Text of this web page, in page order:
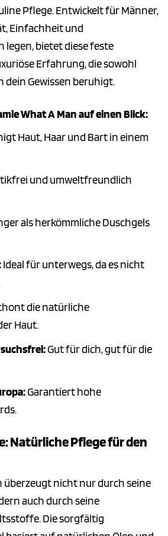
Pflege. Entwickelt für Männer,
Einfachheit und
legen, bietet diese feste
Erfahrung, die sowohl
dein Gewissen beruhigt.
What A Man auf einen Blick:
Haut, Haar und Bart in einem
und umweltfreundlich
als herkömmliche Duschgels
Ideal für unterwegs, da es nicht
die natürliche
Haut.
Gut für dich, gut für die
Garantiert hohe
Natürliche Pflege für den
überzeugt nicht nur durch seine
auch durch seine
Die sorgfältig